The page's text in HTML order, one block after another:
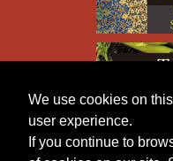
We use cookies on
user experience.
If you continue to